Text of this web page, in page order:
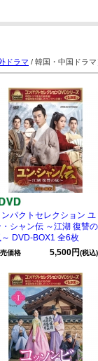
ドラマ / 韓国・中国ドラマ
ンパクトセレクション ユ
・シャン伝 ～江湖 復讐の
～ DVD-BOX1 全6枚
価格 5,500円(税込)